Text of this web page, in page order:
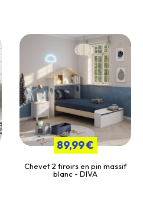
89,99 €
Chevet 2 tiroirs en pin massif
blanc - DIVA